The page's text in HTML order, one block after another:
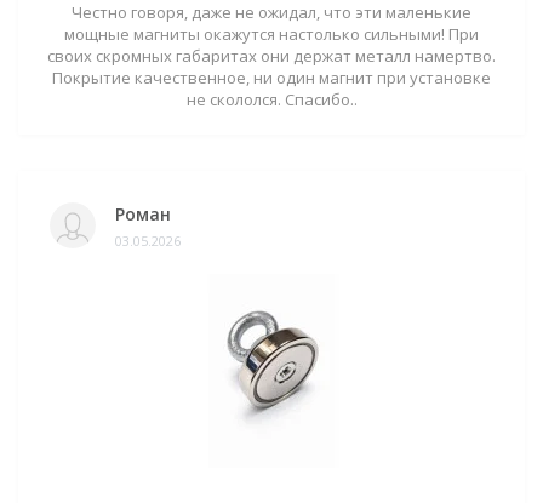
Честно говоря, даже не ожидал, что эти маленькие
мощные магниты окажутся настолько сильными! При
своих скромных габаритах они держат металл намертво.
Покрытие качественное, ни один магнит при установке
не скололся. Спасибо..
Роман
03.05.2026